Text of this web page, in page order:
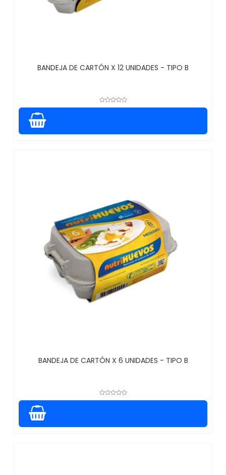
BANDEJA DE CARTÓN X 12 UNIDADES - TIPO B
BANDEJA DE CARTÓN X 6 UNIDADES - TIPO B